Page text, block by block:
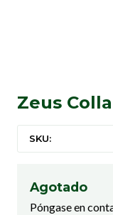
Zeus
SKU:
Agotado
Póngase en